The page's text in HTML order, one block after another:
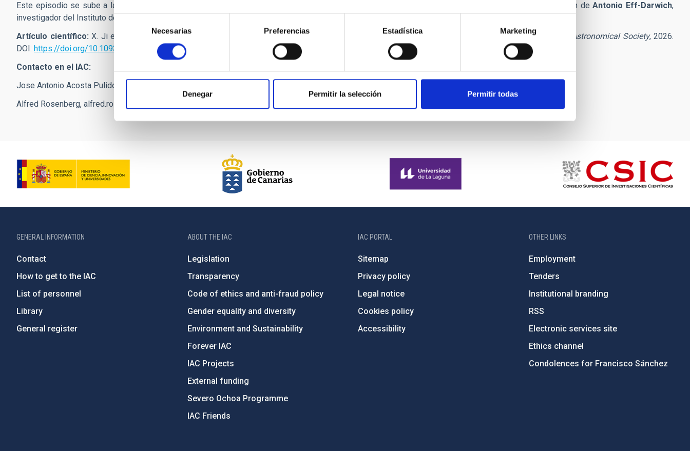
Selección
consentimiento
Necesarias Preferencias Estadística Marketing
Denegar Permitir la selección Permitir todas
Este episodio se sube a la plataforma de podcast iVoox, al igual que el
. Dicho episodio contó con la participación deAntonio Eff-Darwich,
investigador del Instituto de Astrofísica de Canarias
Artículo científico: X. Ji et al., “Lord of LRDs: insights into a 'Little Red Dot' with a low-ionization spectrum at z = 0.1” Monthly Notices of the Royal Astronomical Society, 2026.
DOI: https://doi.org/10.1093/mnras/staf2235
Contacto en el IAC:
Jose Antonio Acosta Pulido,
Alfred Rosenberg, alfred.rosenberg
GENERAL INFORMATION
Contact
How to get to the IAC
List of personnel
Library
General register
ABOUT THE IAC
Legislation
Transparency
Code of ethics and anti-fraud policy
Gender equality and diversity
Environment and Sustainability
Forever IAC
IAC Projects
External funding
Severo Ochoa Programme
IAC Friends
IAC PORTAL
Sitemap
Privacy policy
Legal notice
Cookies policy
Accessibility
OTHER LINKS
Employment
Tenders
Institutional branding
RSS
Electronic services site
Ethics channel
Condolences for Francisco Sánchez